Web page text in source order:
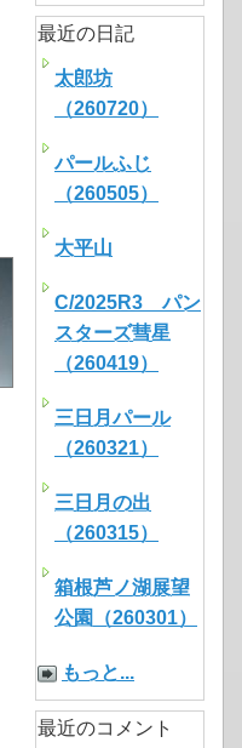
最近の日記
太郎坊
（260720）
パールふじ
（260505）
大平山
C/2025R3 パン
スターズ彗星
（260419）
三日月パール
（260321）
三日月の出
（260315）
箱根芦ノ湖展望
公園（260301）
もっと...
最近のコメント